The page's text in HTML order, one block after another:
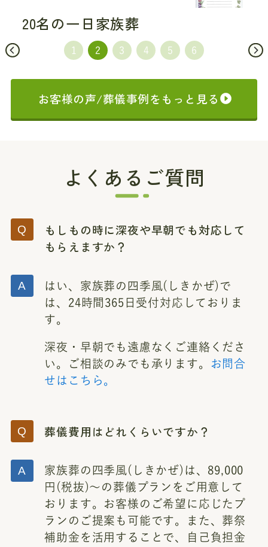
20名の一日家族葬
お客様の声/葬儀事例をもっと見る
よくあるご質問
もしもの時に深夜や早朝でも対応して
もらえますか？
はい、家族葬の四季風(しきかぜ)で
は、24時間365日受付対応しておりま
す。
深夜・早朝でも遠慮なくご連絡くださ
い。ご相談のみでも承ります。 お問合
せはこちら。
葬儀費用はどれくらいですか？
家族葬の四季風(しきかぜ)は、89,000
円(税抜)～の葬儀プランをご用意して
おります。お客様のご希望に応じたプ
ランのご提案も可能です。また、葬祭
補助金を活用することで、自己負担金